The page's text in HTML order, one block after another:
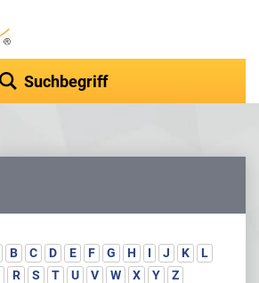
B C D E F G H I J K
L
R S T U V W X Y Z